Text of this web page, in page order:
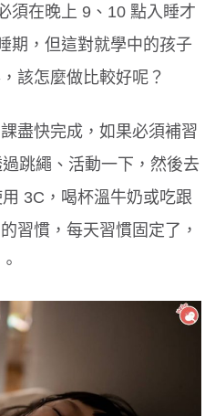
須在晚上 9、10 點入睡才
期，但這對就學中的孩子
該怎麼做比較好呢？
盡快完成，如果必須補習
跳繩、活動一下，然後去
3C，喝杯溫牛奶或吃跟
習慣，每天習慣固定了，